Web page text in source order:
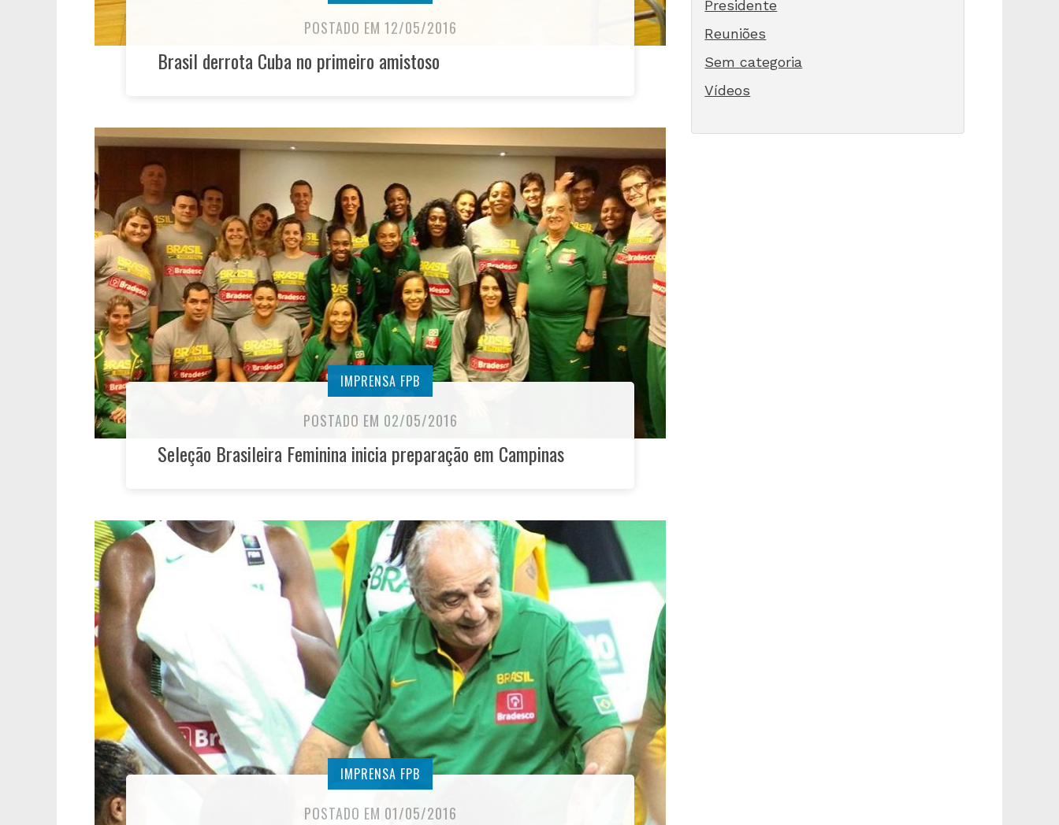
POSTADO EM 12/05/2016
Brasil derrota Cuba no primeiro amistoso
IMPRENSA FPB
POSTADO EM 02/05/2016
Seleção Brasileira Feminina inicia preparação em Campinas
IMPRENSA FPB
POSTADO EM 01/05/2016
Presidente
Reuniões
Sem categoria
Vídeos